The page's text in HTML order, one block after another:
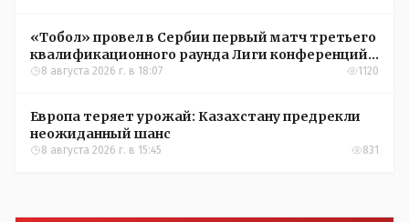
«Тобол» провел в Сербии первый матч третьего
квалификационного раунда Лиги конференций
УЕФА
8 августа 2026 г. в 18:07 1120
Европа теряет урожай: Казахстану предрекли
неожиданный шанс
8 августа 2026 г. в 15:45 831